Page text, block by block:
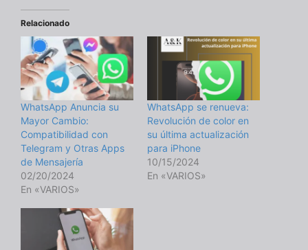
Relacionado
WhatsApp Anuncia su
Mayor Cambio:
Compatibilidad con
Telegram y Otras Apps
de Mensajería
02/20/2024
En «VARIOS»
WhatsApp se renueva:
Revolución de color en
su última actualización
para iPhone
10/15/2024
En «VARIOS»